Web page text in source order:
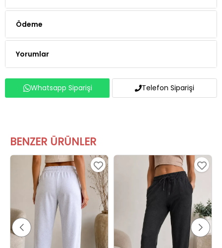
Ödeme
Yorumlar
Whatsapp Siparişi Telefon Siparişi
BENZER ÜRÜNLER